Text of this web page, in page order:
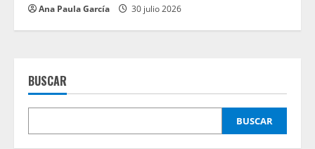
Ana Paula García 30 julio 2026
BUSCAR
BUSCAR